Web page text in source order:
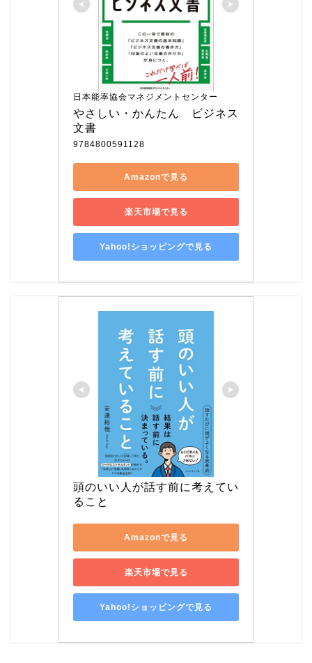
日本能率協会マネジメントセンター
やさしい・かんたん　ビジネス
文書
9784800591128
Amazonで見る
楽天市場で見る
Yahoo!ショッピングで見る
頭のいい人が話す前に考えてい
ること
Amazonで見る
楽天市場で見る
Yahoo!ショッピングで見る